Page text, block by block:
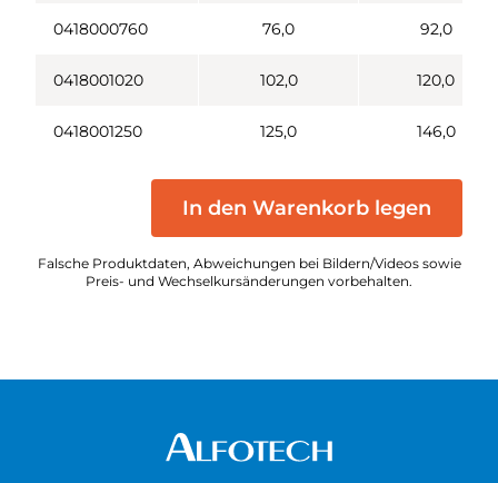
0418000760 76,0 92,0
0418001020 102,0 120,0
0418001250 125,0 146,0
In den Warenkorb legen
Falsche Produktdaten, Abweichungen bei Bildern/Videos sowie
Preis- und Wechselkursänderungen vorbehalten.